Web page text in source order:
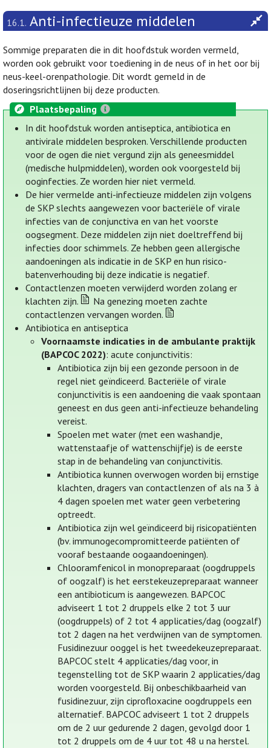
16.1. Anti-infectieuze middelen
Sommige preparaten die in dit hoofdstuk worden vermeld,
worden ook gebruikt voor toediening in de neus of in het oor bij
neus-keel-orenpathologie. Dit wordt gemeld in de
doseringsrichtlijnen bij deze producten.
Plaatsbepaling
In dit hoofdstuk worden antiseptica, antibiotica en
antivirale middelen besproken. Verschillende producten
voor de ogen die niet vergund zijn als geneesmiddel
(medische hulpmiddelen), worden ook voorgesteld bij
ooginfecties. Ze worden hier niet vermeld.
De hier vermelde anti-infectieuze middelen zijn volgens
de SKP slechts aangewezen voor bacteriële of virale
infecties van de conjunctiva en van het voorste
oogsegment. Deze middelen zijn niet doeltreffend bij
infecties door schimmels. Ze hebben geen allergische
aandoeningen als indicatie in de SKP en hun risico-
batenverhouding bij deze indicatie is negatief.
Contactlenzen moeten verwijderd worden zolang er
klachten zijn.
Na genezing moeten zachte
contactlenzen vervangen worden.
Antibiotica en antiseptica
Voornaamste indicaties in de ambulante praktijk
(BAPCOC 2022): acute conjunctivitis:
Antibiotica zijn bij een gezonde persoon in de
regel niet geïndiceerd. Bacteriële of virale
conjunctivitis is een aandoening die vaak spontaan
geneest en dus geen anti-infectieuze behandeling
vereist.
Spoelen met water (met een washandje,
wattenstaafje of wattenschijfje) is de eerste
stap in de behandeling van conjunctivitis.
Antibiotica kunnen overwogen worden bij ernstige
klachten, dragers van contactlenzen of als na 3 à
4 dagen spoelen met water geen verbetering
optreedt.
Antibiotica zijn wel geïndiceerd bij risicopatiënten
(bv. immunogecompromitteerde patiënten of
vooraf bestaande oogaandoeningen).
Chlooramfenicol in monopreparaat (oogdruppels
of oogzalf) is het eerstekeuzepreparaat wanneer
een antibioticum is aangewezen. BAPCOC
adviseert 1 tot 2 druppels elke 2 tot 3 uur
(oogdruppels) of 2 tot 4 applicaties/dag (oogzalf)
tot 2 dagen na het verdwijnen van de symptomen.
Fusidinezuur ooggel is het tweedekeuzepreparaat.
BAPCOC stelt 4 applicaties/dag voor, in
tegenstelling tot de SKP waarin 2 applicaties/dag
worden voorgesteld. Bij onbeschikbaarheid van
fusidinezuur, zijn ciprofloxacine oogdruppels een
alternatief. BAPCOC adviseert 1 tot 2 druppels
om de 2 uur gedurende 2 dagen, gevolgd door 1
tot 2 druppels om de 4 uur tot 48 u na herstel.